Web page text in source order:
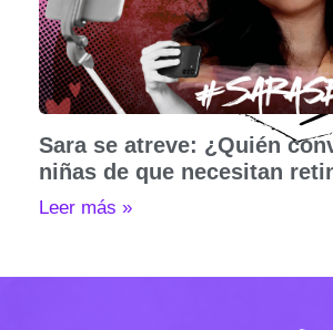
Sara se atreve: ¿Quién
niñas de que necesitan
Leer más »